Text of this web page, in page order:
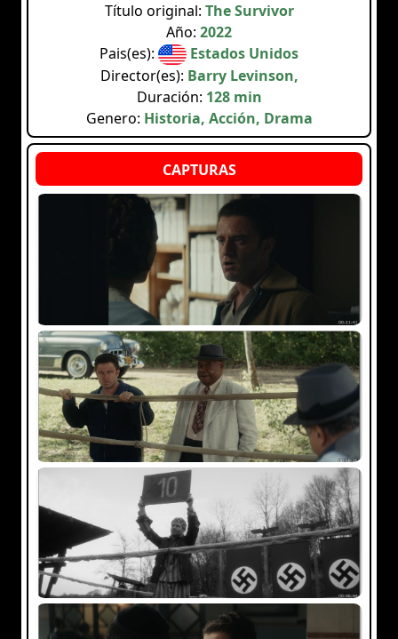
Título original: The Survivor
Año: 2022
Pais(es):
Estados Unidos
Director(es): Barry Levinson,
Duración: 128 min
Genero: Historia, Acción, Drama